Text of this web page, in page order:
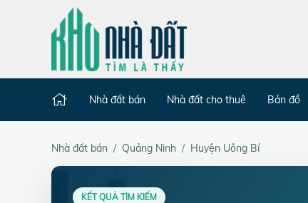
Nhà đất bán Nhà đất cho thuê Bản đồ
Nhà đất bán Quảng Ninh Huyện Uông Bí
KẾT QUẢ TÌM KIẾM